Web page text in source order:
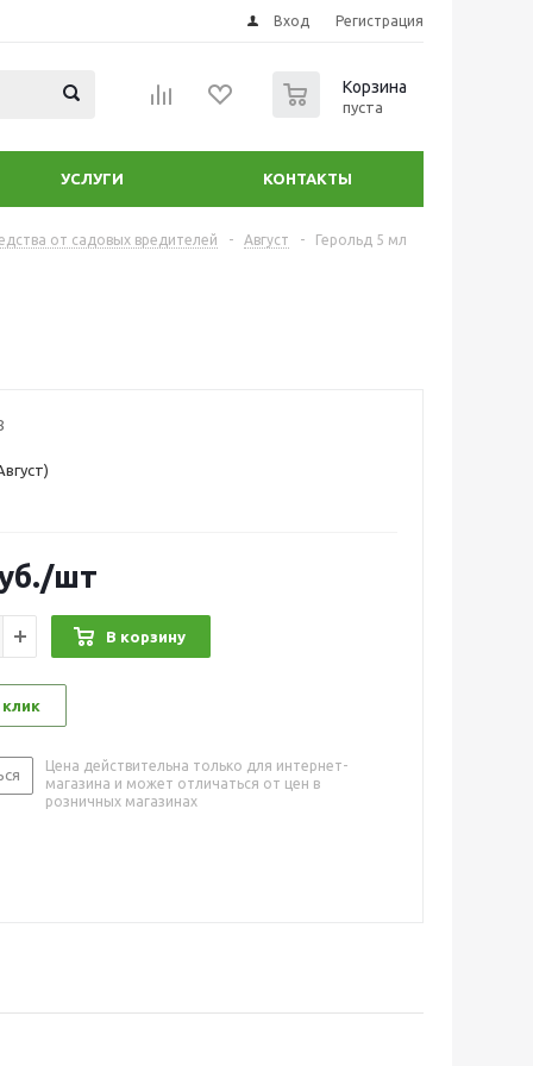
Вход Регистрация
Корзина
пуста
УСЛУГИ КОНТАКТЫ
от садовых вредителей - Август - Герольд 5 мл
/шт
В корзину
клик
Цена действительна только для интернет-
магазина и может отличаться от цен в
розничных магазинах